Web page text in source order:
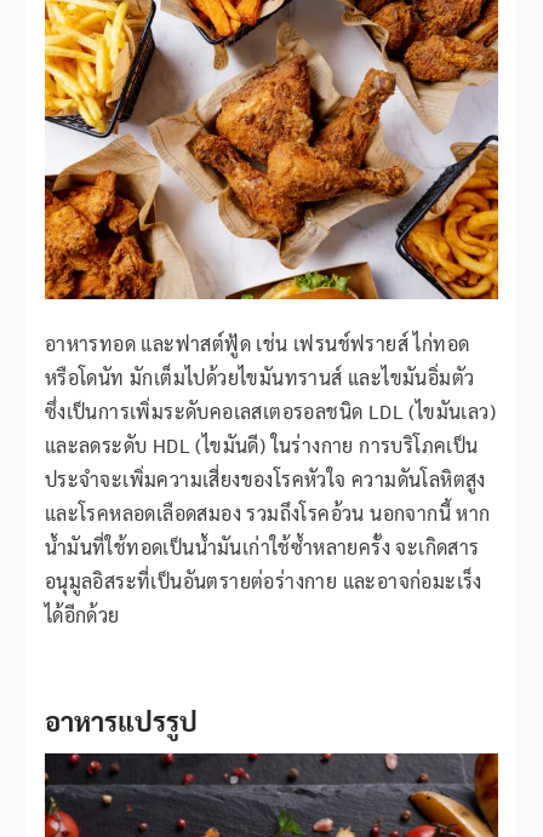
อาหารทอด และฟาสต์ฟู้ด เช่น เฟรนช์ฟรายส์ ไก่ทอด
หรือโดนัท มักเต็มไปด้วยไขมันทรานส์ และไขมันอิ่มตัว
ซึ่งเป็นการเพิ่มระดับคอเลสเตอรอลชนิด LDL (ไขมันเลว)
และลดระดับ HDL (ไขมันดี) ในร่างกาย การบริโภคเป็น
ประจำจะเพิ่มความเสี่ยงของโรคหัวใจ ความดันโลหิตสูง
และโรคหลอดเลือดสมอง รวมถึงโรคอ้วน นอกจากนี้ หาก
น้ำมันที่ใช้ทอดเป็นน้ำมันเก่าใช้ซ้ำหลายครั้ง จะเกิดสาร
อนุมูลอิสระที่เป็นอันตรายต่อร่างกาย และอาจก่อมะเร็ง
ได้อีกด้วย
อาหารแปรรูป